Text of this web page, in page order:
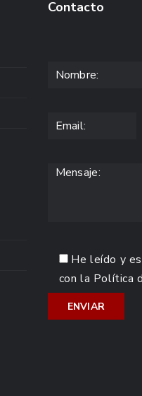
Contacto
He leído y
con la Política